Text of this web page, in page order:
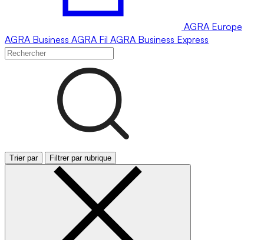
AGRA Europe
AGRA Business AGRA Fil AGRA Business Express
Trier par Filtrer par rubrique